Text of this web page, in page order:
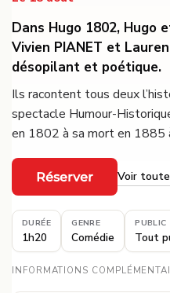
Dans Hugo 1802,
Vivien PIANET et
désopilant et poétique.
Ils racontent tous deux
spectacle Humour-
en 1802 à sa mort en 1885
Réserver
·
Voir
DURÉE
1h20
GENRE
Comédie
PUBLIC
Tout
INFORMATIONS